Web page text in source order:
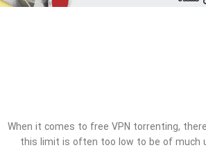
When it comes to free VPN torrenting,
this limit is often too low to be of much